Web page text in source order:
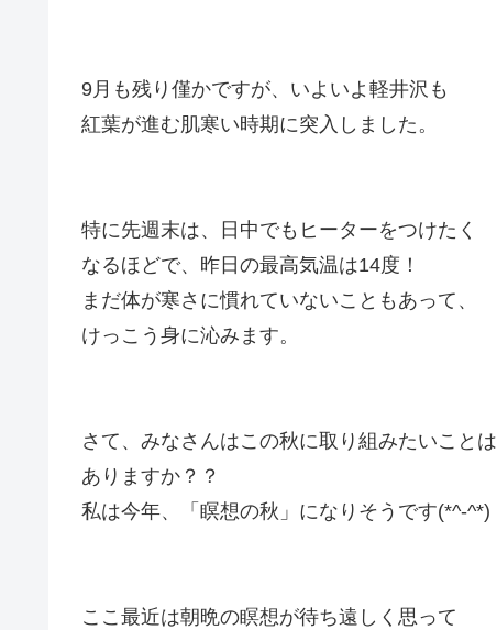
9月も残り僅かですが、いよいよ軽井沢も
紅葉が進む肌寒い時期に突入しました。
特に先週末は、日中でもヒーターをつけたく
なるほどで、昨日の最高気温は14度！
まだ体が寒さに慣れていないこともあって、
けっこう身に沁みます。
さて、みなさんはこの秋に取り組みたいことは
ありますか？？
私は今年、「瞑想の秋」になりそうです(*^-^*)
ここ最近は朝晩の瞑想が待ち遠しく思って